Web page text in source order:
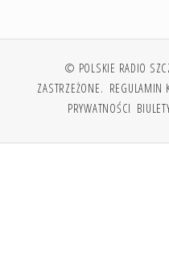
© POLSKIE RADIO
ZASTRZEŻONE. REGULAMIN
PRYWATNOŚCI